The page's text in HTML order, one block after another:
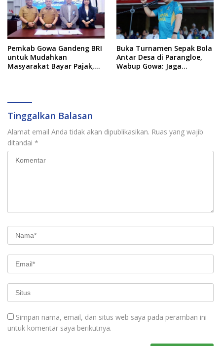
Pemkab Gowa Gandeng BRI
untuk Mudahkan
Masyarakat Bayar Pajak,
Buka Turnamen Sepak Bola
Antar Desa di Parangloe,
Wabup Gowa: Jaga
Tinggalkan Balasan
Alamat email Anda tidak akan dipublikasikan. Ruas yang wajib
ditandai *
Simpan nama, email, dan situs web saya pada peramban ini
untuk komentar saya berikutnya.